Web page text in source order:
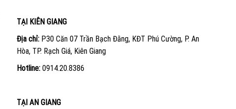
TẠI KIÊN GIANG
Địa chỉ: P30 Căn 07 Trần Bạch Đằng, KĐT Phú Cường, P. An
Hòa, TP. Rạch Giá, Kiên Giang
Hotline: 0914.20.8386
TẠI AN GIANG